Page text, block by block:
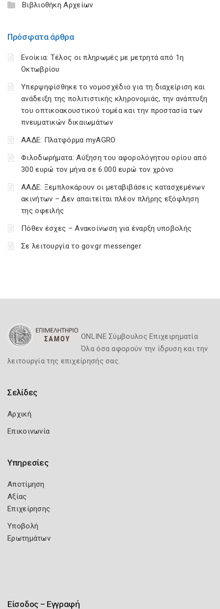
Βιβλιοθήκη Αρχείων
Πρόσφατα άρθρα
Ενοίκια: Τέλος οι πληρωμές με μετρητά από 1η
Οκτωβρίου
Υπερψηφίσθηκε το νομοσχέδιο για τη διαχείριση και
ανάδειξη της πολιτιστικής κληρονομιάς, την ανάπτυξη
του οπτικοακουστικού τομέα και την προστασία των
πνευματικών δικαιωμάτων
ΑΑΔΕ: Πλατφόρμα myAGRO
Φιλοδωρήματα: Αύξηση του αφορολόγητου ορίου από
300 ευρώ τον μήνα σε 6.000 ευρώ τον χρόνο
ΑΑΔΕ: Ξεμπλοκάρουν οι μεταβιβάσεις κατασχεμένων
ακινήτων – Δεν απαιτείται πλέον πλήρης εξόφληση
της οφειλής
Πόθεν έσχες – Ανακοίνωση για έναρξη υποβολής
Σε λειτουργία το gov.gr messenger
ONLINE Σύμβουλος Επιχειρηματία
Όλα όσα αφορούν την ίδρυση και την
λειτουργία της επιχείρησής σας.
Σελίδες
Αρχική
Επικοινωνία
Υπηρεσίες
Αποτίμηση
Αξίας
Επιχείρησης
Υποβολή
Ερωτημάτων
Είσοδος – Εγγραφή